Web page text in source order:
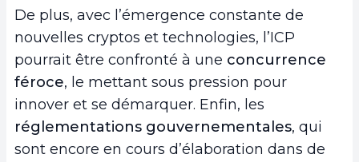
De plus, avec l’émergence constante de
nouvelles cryptos et technologies, l’ICP
pourrait être confronté à une concurrence
féroce, le mettant sous pression pour
innover et se démarquer. Enfin, les
réglementations gouvernementales, qui
sont encore en cours d’élaboration dans de